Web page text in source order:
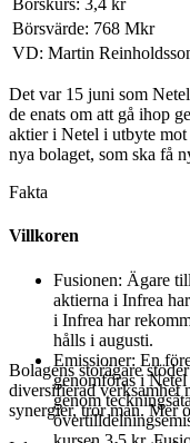
Börskurs: 3,4 kr
Börsvärde: 768 Mkr
VD: Martin
Det var 15 juni som
de enats om att gå ihop
aktier i Netel i utbyte
nya bolaget, som ska få
Fakta
Villkoren
Fusionen: Ägare
aktierna i Infrea
i Infrea har
hålls i augusti.
Emissioner: En
genomföras i
genom
Bolagens storägare
diversifierad verksamhet
synergier, tror man. Mer